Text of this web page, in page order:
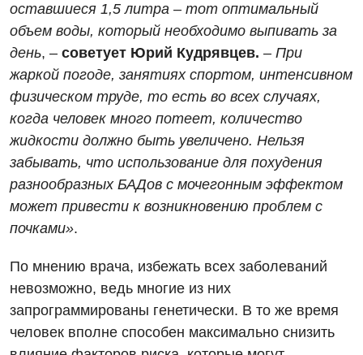
Кардиология
Кардиохирургия
Маммология
Медицинская психология
Неврология
Нейрохирургия
Онкологическое отделение
Отделение интенсивной терапии
Отделение кардиососудистой патологии и неврологии
Отделение неотложных состояний
оставшиеся 1,5 литра – тот оптимальный
объем воды, который необходимо выпивать за
день, – советует Юрий Кудрявцев. – При
жаркой погоде, занятиях спортом, интенсивном
физическом труде, то есть во всех случаях,
когда человек много потеет, количество
жидкости должно быть увеличено. Нельзя
забывать, что использование для похудения
разнообразных БАДов с мочегонным эффектом
может привести к возникновению проблем с
почками».
По мнению врача, избежать всех заболеваний
невозможно, ведь многие из них
запрограммированы генетически. В то же время
человек вполне способен максимально снизить